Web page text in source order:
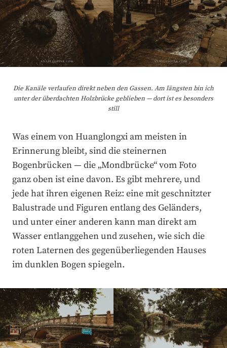
Die Kanäle verlaufen direkt neben den Gassen. Am längsten bin ich
unter der überdachten Holzbrücke geblieben — dort ist es besonders
still
Was einem von Huanglongxi am meisten in
Erinnerung bleibt, sind die steinernen
Bogenbrücken — die „Mondbrücke“ vom Foto
ganz oben ist eine davon. Es gibt mehrere, und
jede hat ihren eigenen Reiz: eine mit geschnitzter
Balustrade und Figuren entlang des Geländers,
und unter einer anderen kann man direkt am
Wasser entlanggehen und zusehen, wie sich die
roten Laternen des gegenüberliegenden Hauses
im dunklen Bogen spiegeln.